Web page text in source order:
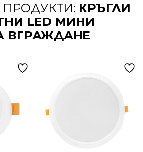
КРЪГЛИ
LED МИНИ
ВГРАЖДАНЕ